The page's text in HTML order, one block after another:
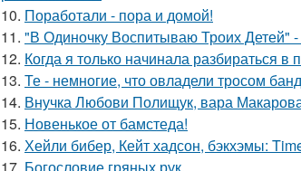
10. Поработали - пора и домой!
11. "В Одиночку Воспитываю Троих Детей"
12. Когда я только начинала разбираться
13. Те - немногие, что овладели тросом
14. Внучка Любови Полищук, вара
15. Новенькое от бамстеда!
16. Хейли бибер, Кейт хадсон, бэкхэмы: